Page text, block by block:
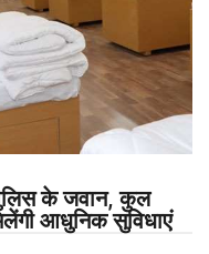
के जवान, कुल
आधुनिक सुविधाएं